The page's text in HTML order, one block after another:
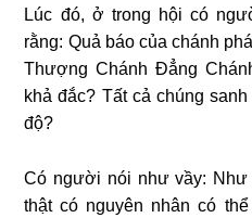
Lúc đó, ở trong hội có
rằng: Quả báo của chánh
Thượng Chánh Đẳng
khả đắc? Tất cả chúng sanh
độ?
Có người nói như vầy:
thật có nguyên nhân có